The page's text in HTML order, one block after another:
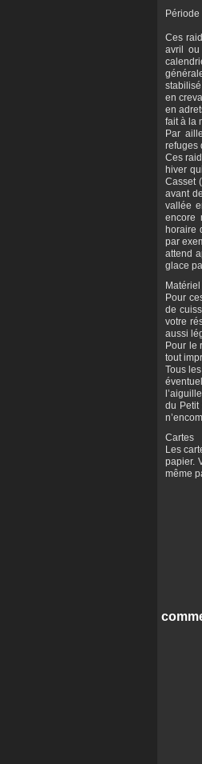
Période
Ces
avril ou
en
en
fait à la
Par
refuges
Ces
hiver
Casset
avant
vallée
encore
horaire
par
attend
glace
Matériel
Pour
de
votre
aussi
Pour le
tout
Tous
du Petit
Cartes
Les
papier.
même